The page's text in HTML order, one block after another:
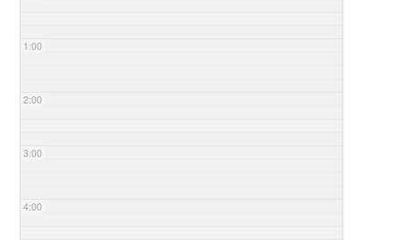
1:00
2:00
3:00
4:00